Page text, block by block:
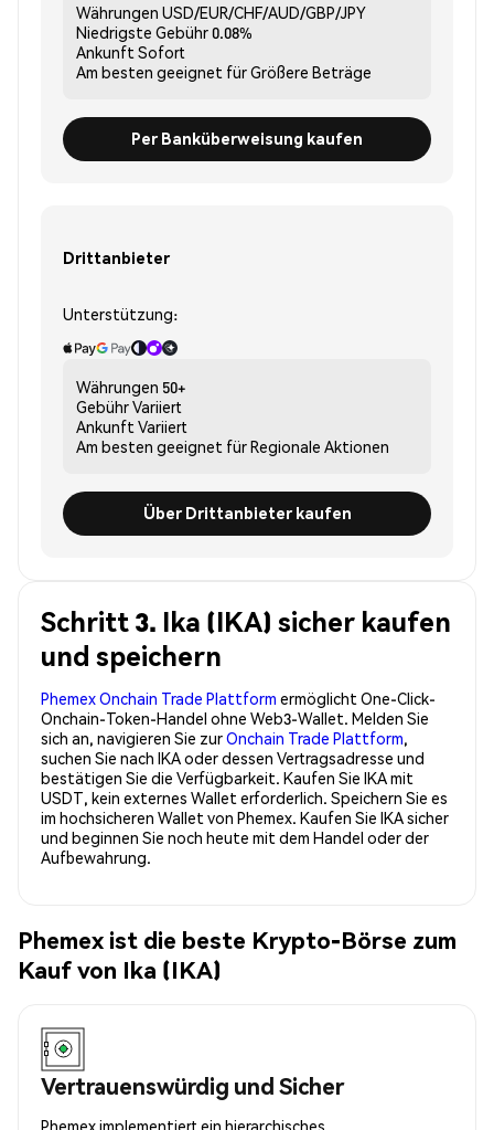
Währungen USD/EUR/CHF/AUD/GBP/JPY
Niedrigste Gebühr0.08%
Ankunft Sofort
Am besten geeignet fürGrößere Beträge
Per Banküberweisung kaufen
Drittanbieter
Unterstützung:
Währungen 50+
GebührVariiert
Ankunft Variiert
Am besten geeignet fürRegionale Aktionen
Über Drittanbieter kaufen
Schritt 3. Ika (IKA) sicher kaufen
und speichern
Phemex Onchain Trade Plattform ermöglicht One-Click-
Onchain-Token-Handel ohne Web3-Wallet. Melden Sie
sich an, navigieren Sie zurOnchain Trade Plattform,
suchen Sie nach IKA oder dessen Vertragsadresse und
bestätigen Sie die Verfügbarkeit. Kaufen Sie IKA mit
USDT, kein externes Wallet erforderlich. Speichern Sie es
im hochsicheren Wallet von Phemex. Kaufen Sie IKA sicher
und beginnen Sie noch heute mit dem Handel oder der
Aufbewahrung.
Phemex ist die beste Krypto-Börse zum
Kauf von Ika (IKA)
Vertrauenswürdig und Sicher
Phemex implementiert ein hierarchisches